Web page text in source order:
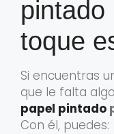
pintado
toque
Si encuentras
que le falta
papel pintado
Con él, puedes: